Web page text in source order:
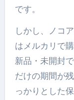
です。
しかし、ノコ
はメルカリで
新品・未開封
だけの期間が
っかりとした